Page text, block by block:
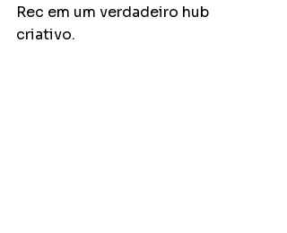
Rec em um verdadeiro hub
criativo.